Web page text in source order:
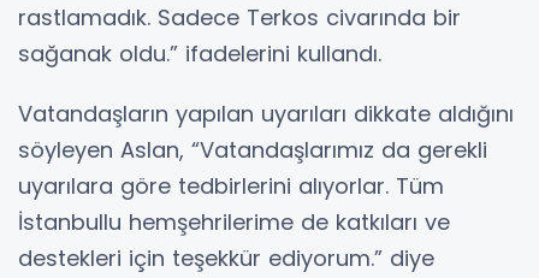
rastlamadık. Sadece Terkos civarında bir
sağanak oldu.” ifadelerini kullandı.
Vatandaşların yapılan uyarıları dikkate aldığını
söyleyen Aslan, “Vatandaşlarımız da gerekli
uyarılara göre tedbirlerini alıyorlar. Tüm
İstanbullu hemşehrilerime de katkıları ve
destekleri için teşekkür ediyorum.” diye